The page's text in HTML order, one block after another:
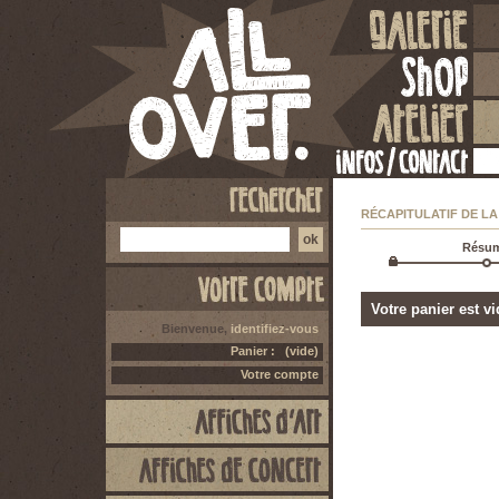
Bienvenue, identifiez-vous
Panier :
(vide)
Votre compte
RÉCAPITULATIF DE
Votre panier est